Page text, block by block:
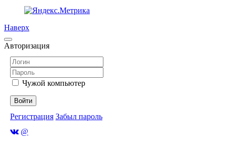
Наверх
Авторизация
Чужой компьютер
Войти
Регистрация Забыл пароль
@